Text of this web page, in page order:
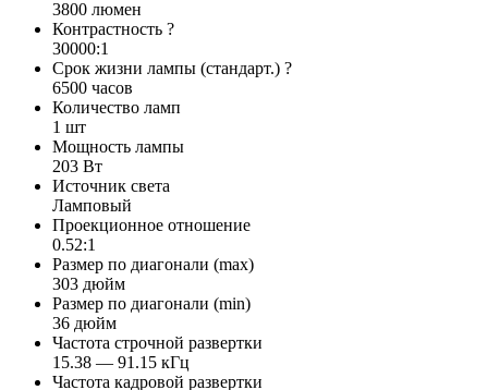
3800 люмен
Контрастность ?
30000:1
Срок жизни лампы (стандарт.) ?
6500 часов
Количество ламп
1 шт
Мощность лампы
203 Вт
Источник света
Ламповый
Проекционное отношение
0.52:1
Размер по диагонали (max)
303 дюйм
Размер по диагонали (min)
36 дюйм
Частота строчной развертки
15.38 — 91.15 кГц
Частота кадровой развертки